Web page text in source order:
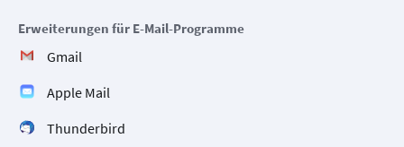
Erweiterungen für E-Mail-Programme
Gmail
Apple Mail
Thunderbird